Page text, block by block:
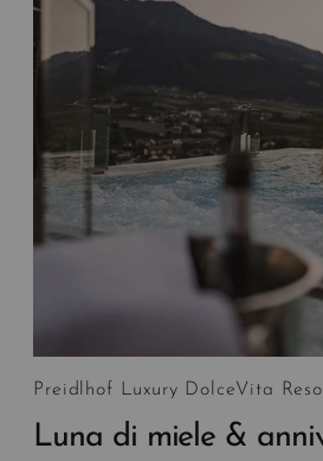
Preidlhof Luxury DolceVita
Luna di miele &